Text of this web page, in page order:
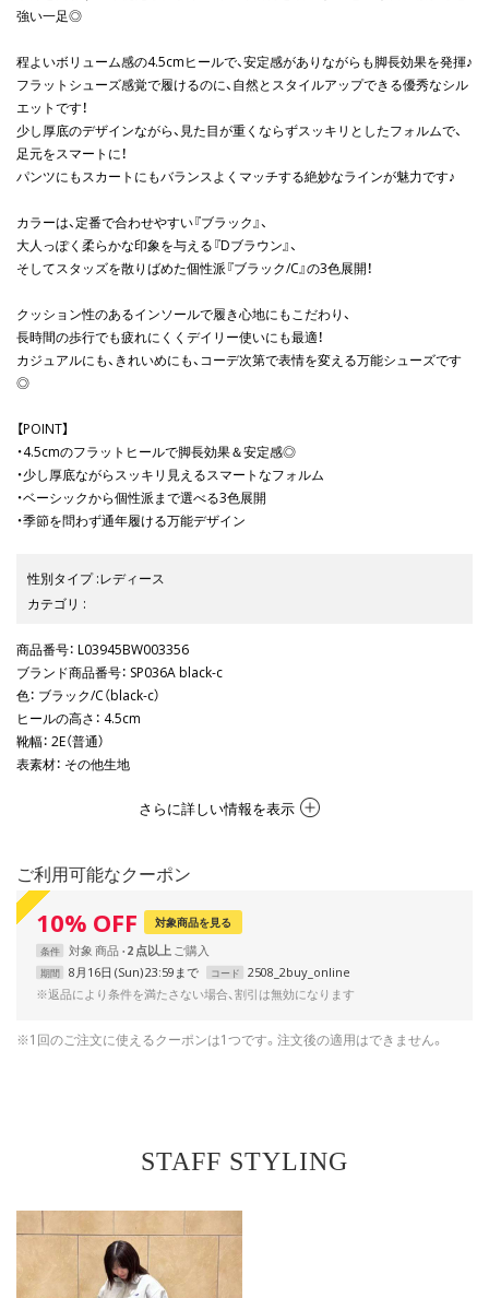
強い一足◎
程よいボリューム感の4.5cmヒールで、安定感がありながらも脚長効果を発揮♪
フラットシューズ感覚で履けるのに、自然とスタイルアップできる優秀なシル
エットです！
少し厚底のデザインながら、見た目が重くならずスッキリとしたフォルムで、
足元をスマートに！
パンツにもスカートにもバランスよくマッチする絶妙なラインが魅力です♪
カラーは、定番で合わせやすい『ブラック』、
大人っぽく柔らかな印象を与える『Dブラウン』、
そしてスタッズを散りばめた個性派『ブラック/C』の3色展開！
クッション性のあるインソールで履き心地にもこだわり、
長時間の歩行でも疲れにくくデイリー使いにも最適！
カジュアルにも、きれいめにも、コーデ次第で表情を変える万能シューズです
◎
【POINT】
・4.5cmのフラットヒールで脚長効果＆安定感◎
・少し厚底ながらスッキリ見えるスマートなフォルム
・ベーシックから個性派まで選べる3色展開
・季節を問わず通年履ける万能デザイン
性別タイプ:レディース
カテゴリ :
商品番号： L03945BW003356
ブランド商品番号： SP036A black-c
色： ブラック/C（black-c）
ヒールの高さ ： 4.5cm
靴幅： 2E（普通）
表素材： その他生地
さらに詳しい情報を表示
ご利用可能なクーポン
10% OFF 対象商品を見る
条件 対象商品 2 点以上
期間 8月16日 (Sun) 23:59まで コード
2508_2buy_online
※返品により条件を満たさない場合、割引は無効になります
※1回のご注文に使えるクーポンは1つです。注文後の適用はできません。
STAFF STYLING